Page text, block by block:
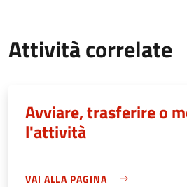
Attività correlate
Avviare, trasferire o
l'attività
VAI ALLA PAGINA